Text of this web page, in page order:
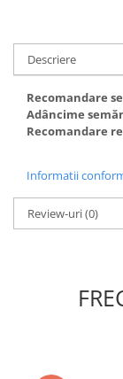
Araci/ Suporti
Candele /
Carabine/ carlige
Diverse
Echipament
Fir/Ata de legat
Motofierastrau /
Pila
Descriere
Recomandare
Adâncime
Recomandare
Informatii
Review-uri(0)